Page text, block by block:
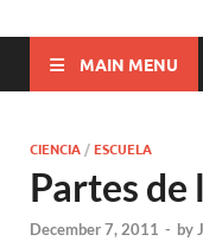
MAIN MENU
CIENCIA /ESCUELA
Partes de
December 7, 2011 - by